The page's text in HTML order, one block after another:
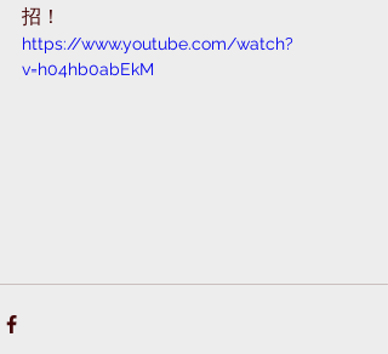
招！
https://www.youtube.com/watch?
v=h04hb0abEkM